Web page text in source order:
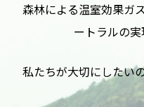
森林による温室効果ガ
ートラルの
私たちが大切にしたい